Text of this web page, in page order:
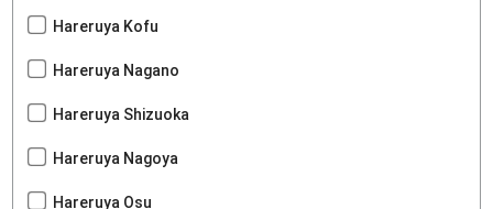
Hareruya Kofu
Hareruya Nagano
Hareruya Shizuoka
Hareruya Nagoya
Hareruya Osu